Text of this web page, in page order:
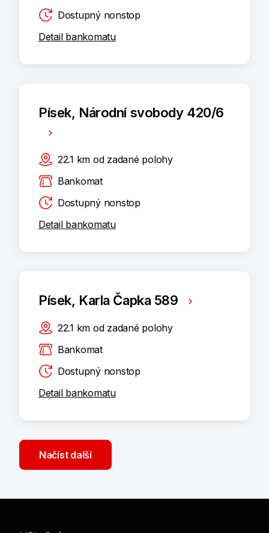
Dostupný nonstop
Detail bankomatu
Písek, Národní svobody 420/6
22.1 km od zadané polohy
Bankomat
Dostupný nonstop
Detail bankomatu
Písek, Karla Čapka 589
22.1 km od zadané polohy
Bankomat
Dostupný nonstop
Detail bankomatu
Načíst další